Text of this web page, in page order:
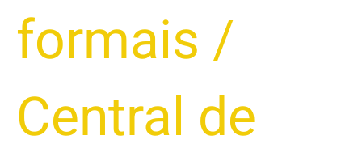
formais /
Central de